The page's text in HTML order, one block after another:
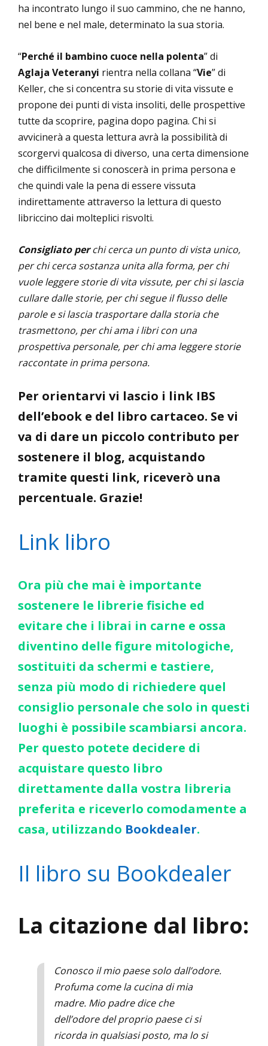
ha incontrato lungo il suo cammino, che ne hanno,
nel bene e nel male, determinato la sua storia.
“Perché il bambino cuoce nella polenta” di
Aglaja Veteranyi rientra nella collana “Vie” di
Keller, che si concentra su storie di vita vissute e
propone dei punti di vista insoliti, delle prospettive
tutte da scoprire, pagina dopo pagina. Chi si
avvicinerà a questa lettura avrà la possibilità di
scorgervi qualcosa di diverso, una certa dimensione
che difficilmente si conoscerà in prima persona e
che quindi vale la pena di essere vissuta
indirettamente attraverso la lettura di questo
libriccino dai molteplici risvolti.
Consigliato perchi cerca un punto di vista unico,
per chi cerca sostanza unita alla forma, per chi
vuole leggere storie di vita vissute, per chi si lascia
cullare dalle storie, per chi segue il flusso delle
parole e si lascia trasportare dalla storia che
trasmettono, per chi ama i libri con una
prospettiva personale, per chi ama leggere storie
raccontate in prima persona.
Per orientarvi vi lascio i link IBS
dell’ebook e del libro cartaceo. Se vi
va di dare un piccolo contributo per
sostenere il blog, acquistando
tramite questi link, riceverò una
percentuale. Grazie!
Link libro
Ora più che mai è importante
sostenere le librerie fisiche ed
evitare che i librai in carne e ossa
diventino delle figure mitologiche,
sostituiti da schermi e tastiere,
senza più modo di richiedere quel
consiglio personale che solo in questi
luoghi è possibile scambiarsi ancora.
Per questo potete decidere di
acquistare questo libro
direttamente dalla vostra libreria
preferita e riceverlo comodamente a
casa, utilizzando Bookdealer.
Il libro su Bookdealer
La citazione dal libro:
Conosco il mio paese solo dall’odore.
Profuma come la cucina di mia
madre. Mio padre dice che
dell’odore del proprio paese ci si
ricorda in qualsiasi posto, ma lo si